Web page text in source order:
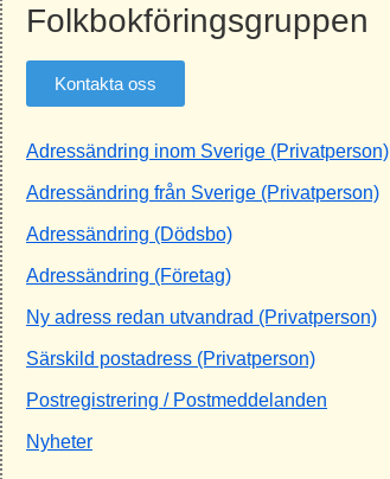
Folkbokföringsgruppen
Kontakta oss
Adressändring inom Sverige (Privatperson)
Adressändring från Sverige (Privatperson)
Adressändring (Dödsbo)
Adressändring (Företag)
Ny adress redan utvandrad (Privatperson)
Särskild postadress (Privatperson)
Postregistrering / Postmeddelanden
Nyheter